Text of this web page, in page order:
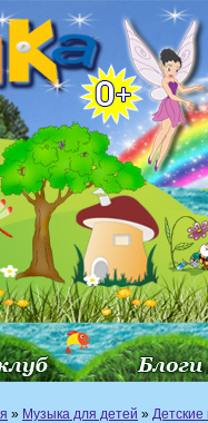
» Музыка для детей » Детские